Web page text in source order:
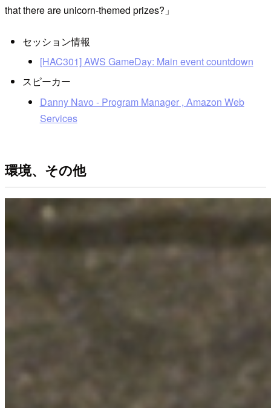
that there are unicorn-themed prizes?
セッション情報
[HAC301] AWS GameDay: Main event countdown
スピーカー
Danny Navo - Program Manager , Amazon Web
Services
環境、その他